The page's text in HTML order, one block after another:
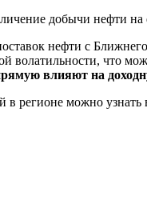
добычи нефти
нефти с
волатильности, что
влияют на
в регионе можно узнать